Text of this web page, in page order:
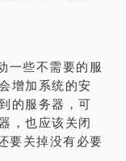
一些不需要的服
增加系统的安
的服务器，可
，也应该关闭
要关掉没有必要